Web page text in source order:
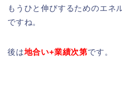
もうひと伸びするためのエネ
ですね。
後は地合い+業績次第です。